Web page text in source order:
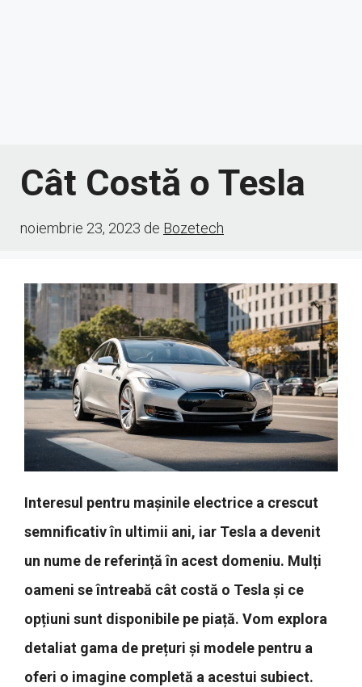
Cât Costă o Tesla
noiembrie 23, 2023 de Bozetech
Interesul pentru mașinile electrice a crescut
semnificativ în ultimii ani, iar Tesla a devenit
un nume de referință în acest domeniu. Mulți
oameni se întreabă cât costă o Tesla și ce
opțiuni sunt disponibile pe piață. Vom explora
detaliat gama de prețuri și modele pentru a
oferi o imagine completă a acestui subiect.